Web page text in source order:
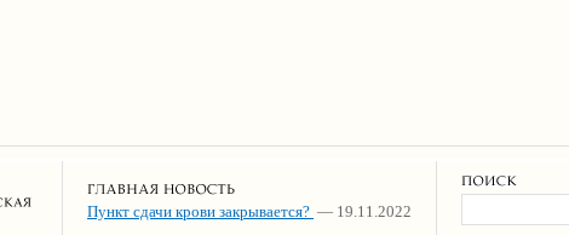
Пункт сдачи крови закрывается? — 19.11.2022